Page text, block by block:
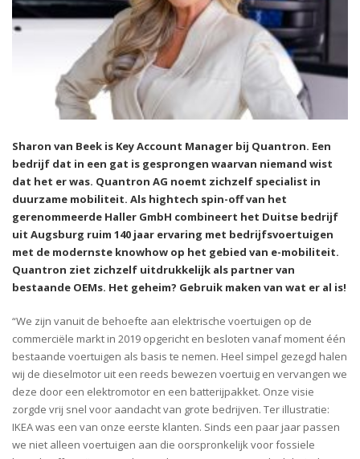
Sharon van Beek is Key Account Manager bij Quantron. Een
bedrijf dat in een gat is gesprongen waarvan niemand wist
dat het er was. Quantron AG noemt zichzelf specialist in
duurzame mobiliteit. Als hightech spin-off van het
gerenommeerde Haller GmbH combineert het Duitse bedrijf
uit Augsburg ruim 140 jaar ervaring met bedrijfsvoertuigen
met de modernste knowhow op het gebied van e-mobiliteit.
Quantron ziet zichzelf uitdrukkelijk als partner van
bestaande OEMs. Het geheim? Gebruik maken van wat er al is!
“We zijn vanuit de behoefte aan elektrische voertuigen op de
commerciële markt in 2019 opgericht en besloten vanaf moment één
bestaande voertuigen als basis te nemen. Heel simpel gezegd halen
wij de dieselmotor uit een reeds bewezen voertuig en vervangen we
deze door een elektromotor en een batterijpakket. Onze visie
zorgde vrij snel voor aandacht van grote bedrijven. Ter illustratie:
IKEA was een van onze eerste klanten. Sinds een paar jaar passen
we niet alleen voertuigen aan die oorspronkelijk voor fossiele